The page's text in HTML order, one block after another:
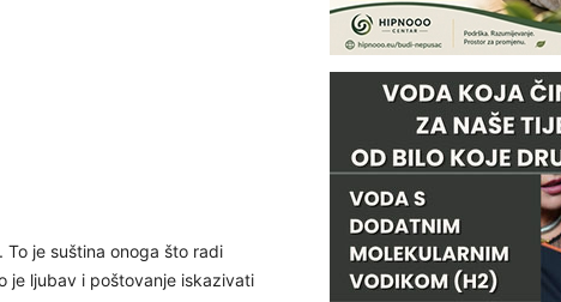
je suština onoga što radi
je ljubav i poštovanje iskazivati